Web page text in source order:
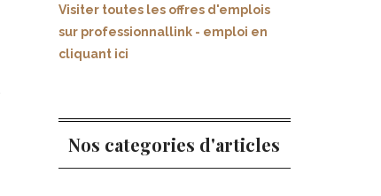
Visiter toutes les offres d'emplois
sur professionnallink - emploi en
cliquant ici
Nos categories d'articles